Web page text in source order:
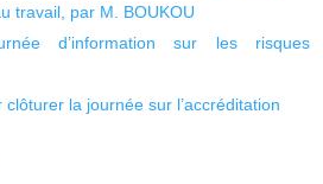
travail, par M. BOUKOU
d’information sur les risques
la journée sur l’accréditation